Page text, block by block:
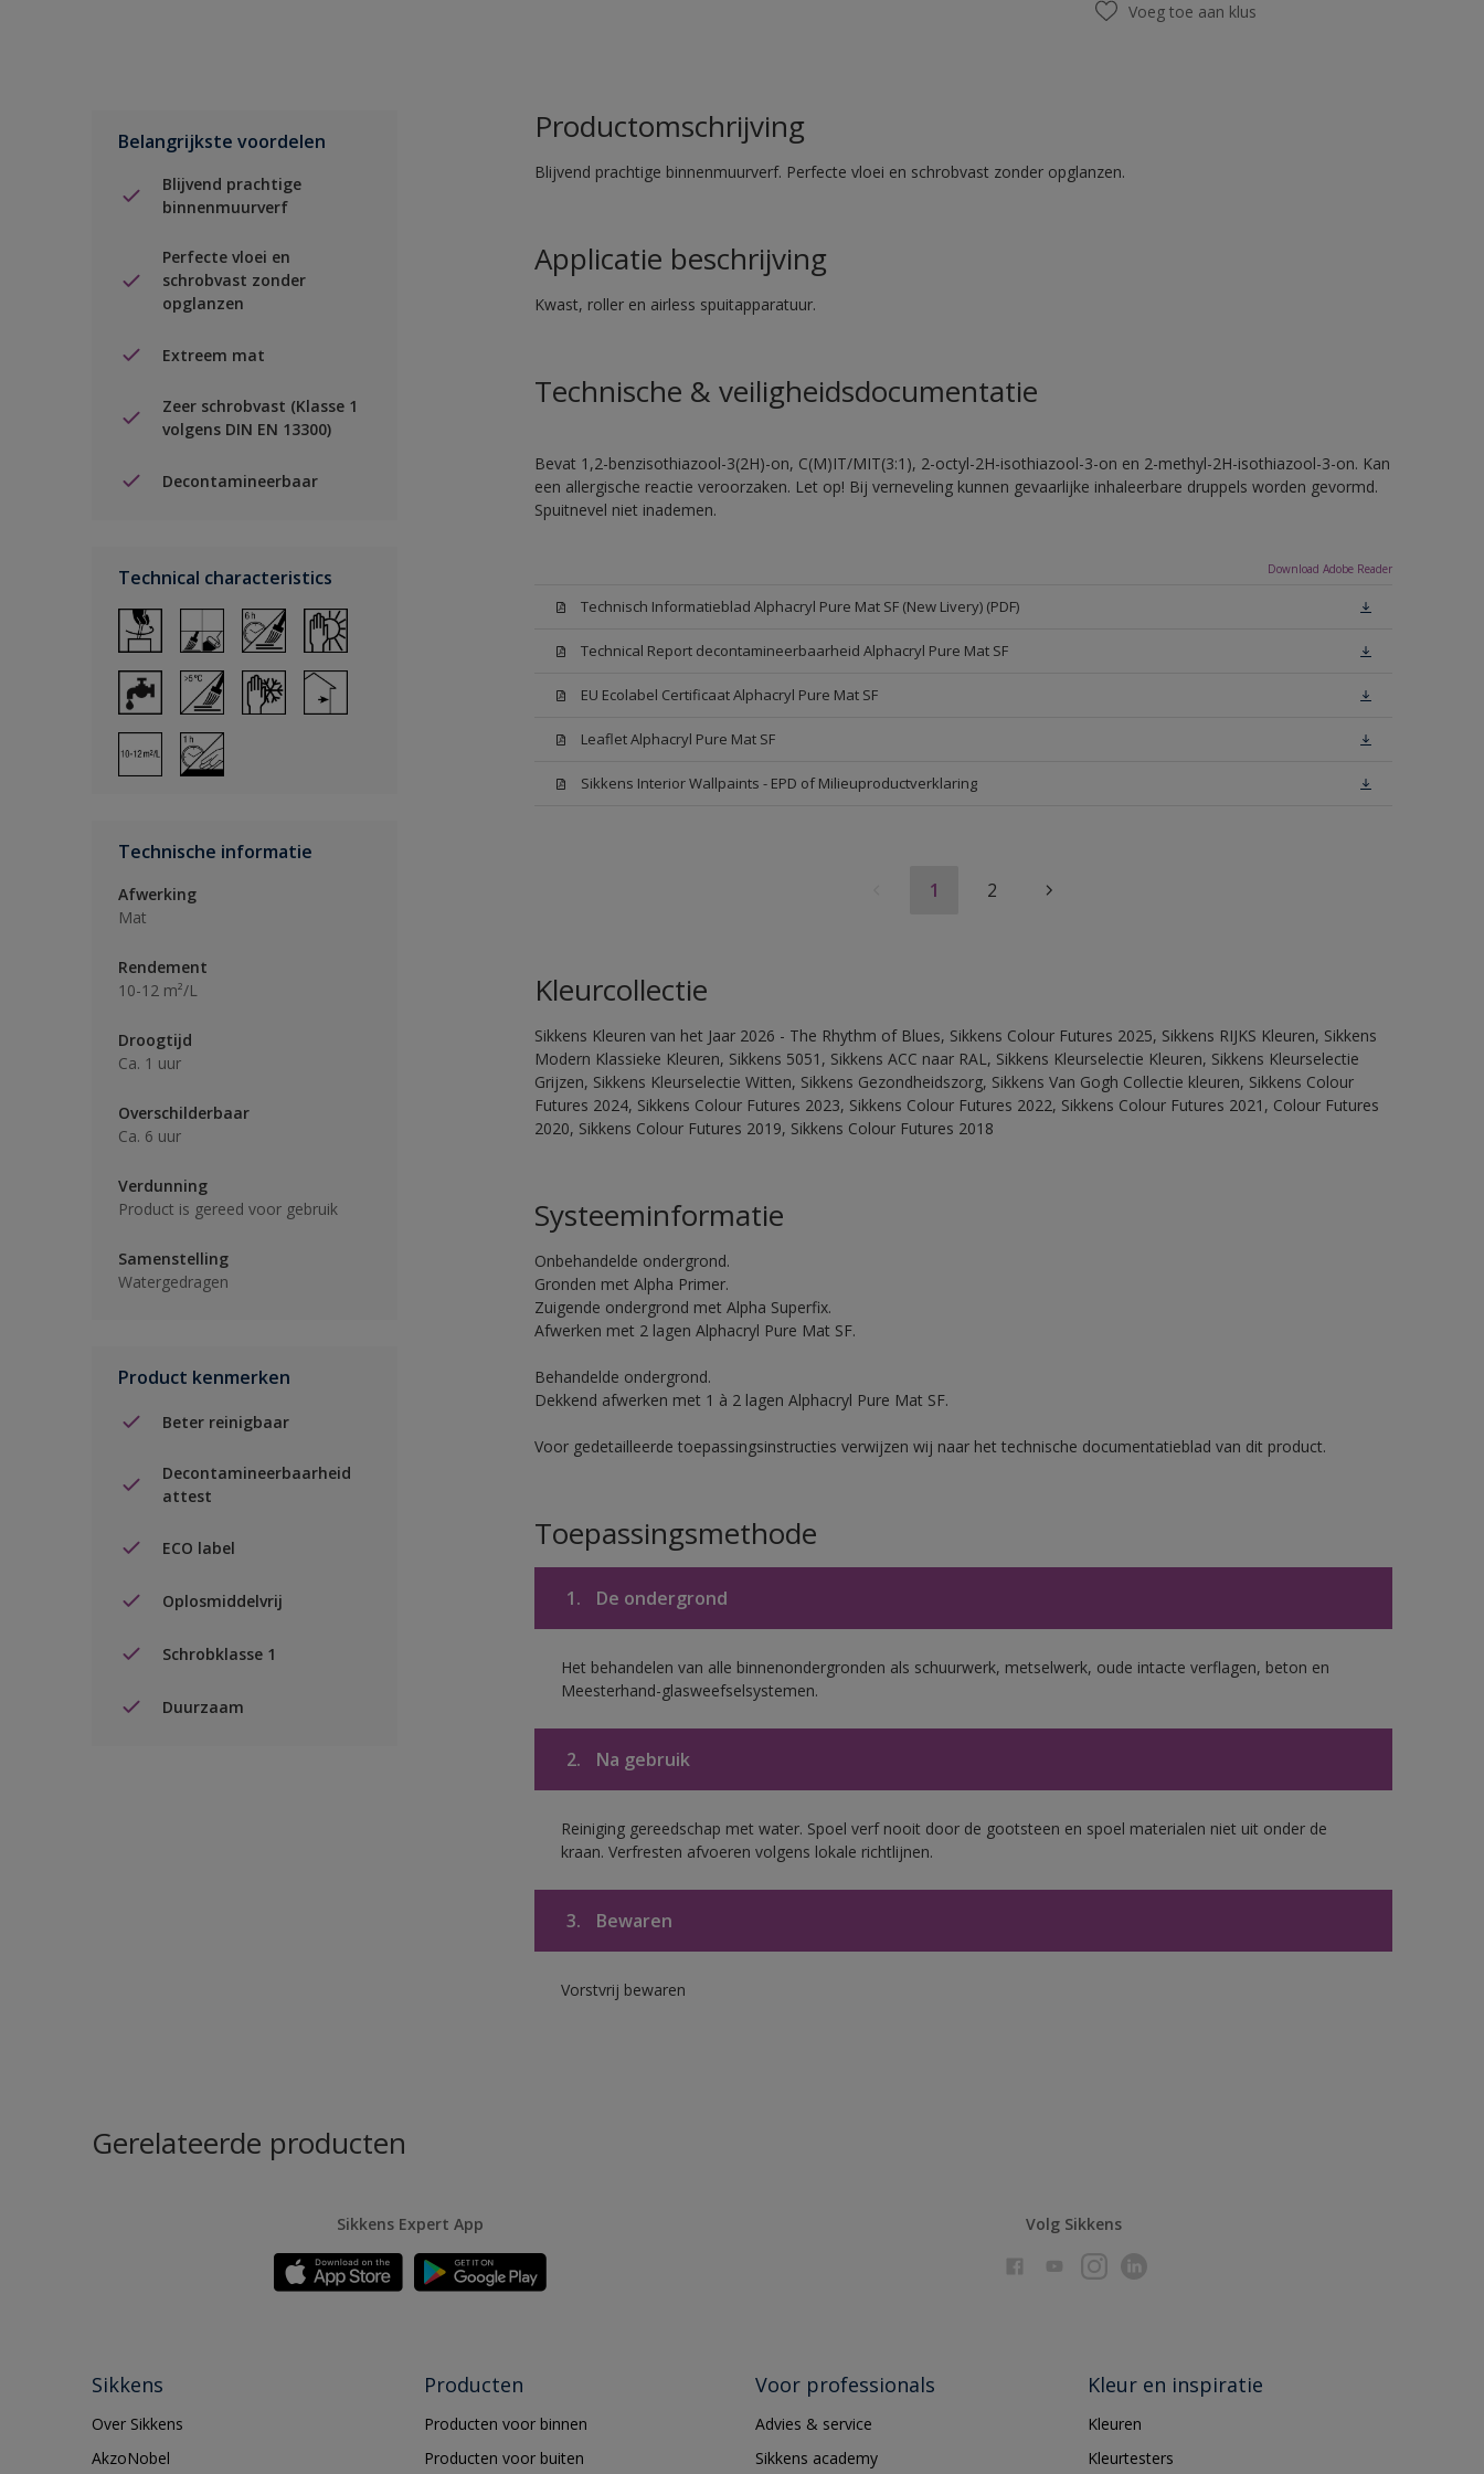
Voeg toe aan klus
Belangrijkste voordelen
Blijvend prachtige
binnenmuurverf
Perfecte vloei en
schrobvast zonder
opglanzen
Extreem mat
Zeer schrobvast (Klasse 1
volgens DIN EN 13300)
Decontamineerbaar
Technical characteristics
Technische informatie
Afwerking
Mat
Rendement
10-12 m²/L
Droogtijd
Ca. 1 uur
Overschilderbaar
Ca. 6 uur
Verdunning
Product is gereed voor gebruik
Samenstelling
Watergedragen
Product kenmerken
Beter reinigbaar
Decontamineerbaarheid
attest
ECO label
Oplosmiddelvrij
Schrobklasse 1
Duurzaam
Productomschrijving
Blijvend prachtige binnenmuurverf. Perfecte vloei en schrobvast zonder opglanzen.
Applicatie beschrijving
Kwast, roller en airless spuitapparatuur.
Technische & veiligheidsdocumentatie
Bevat 1,2-benzisothiazool-3(2H)-on, C(M)IT/MIT(3:1), 2-octyl-2H-isothiazool-3-on en 2-methyl-2H-isothiazool-3-on. Kan
een allergische reactie veroorzaken. Let op! Bij verneveling kunnen gevaarlijke inhaleerbare druppels worden gevormd.
Spuitnevel niet inademen.
Download Adobe Reader
Technisch Informatieblad Alphacryl Pure Mat SF (New Livery) (PDF)
Technical Report decontamineerbaarheid Alphacryl Pure Mat SF
EU Ecolabel Certificaat Alphacryl Pure Mat SF
Leaflet Alphacryl Pure Mat SF
Sikkens Interior Wallpaints - EPD of Milieuproductverklaring
1 2
Kleurcollectie
Sikkens Kleuren van het Jaar 2026 - The Rhythm of Blues, Sikkens Colour Futures 2025, Sikkens RIJKS Kleuren, Sikkens
Modern Klassieke Kleuren, Sikkens 5051, Sikkens ACC naar RAL, Sikkens Kleurselectie Kleuren, Sikkens Kleurselectie
Grijzen, Sikkens Kleurselectie Witten, Sikkens Gezondheidszorg, Sikkens Van Gogh Collectie kleuren, Sikkens Colour
Futures 2024, Sikkens Colour Futures 2023, Sikkens Colour Futures 2022, Sikkens Colour Futures 2021, Colour Futures
2020, Sikkens Colour Futures 2019, Sikkens Colour Futures 2018
Systeeminformatie
Onbehandelde ondergrond.
Gronden met Alpha Primer.
Zuigende ondergrond met Alpha Superfix.
Afwerken met 2 lagen Alphacryl Pure Mat SF.
Behandelde ondergrond.
Dekkend afwerken met 1 à 2 lagen Alphacryl Pure Mat SF.
Voor gedetailleerde toepassingsinstructies verwijzen wij naar het technische documentatieblad van dit product.
Toepassingsmethode
1. De ondergrond
Het behandelen van alle binnenondergronden als schuurwerk, metselwerk, oude intacte verflagen, beton en
Meesterhand-glasweefselsystemen.
2. Na gebruik
Reiniging gereedschap met water. Spoel verf nooit door de gootsteen en spoel materialen niet uit onder de
kraan. Verfresten afvoeren volgens lokale richtlijnen.
3. Bewaren
Vorstvrij bewaren
Gerelateerde producten
Sikkens Expert App Volg Sikkens
Sikkens
Over Sikkens
AkzoNobel
Producten
Producten voor binnen
Producten voor buiten
Voor professionals
Advies & service
Sikkens academy
Kleur en inspiratie
Kleuren
Kleurtesters